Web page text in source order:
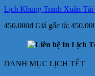
Lịch Khung Tranh Xuân Tài
450.000₫ Giá gốc là:
DANH MỤC LỊCH TẾT